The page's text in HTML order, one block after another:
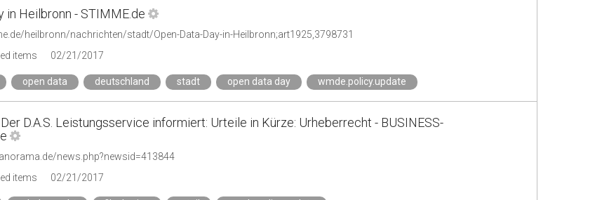
in Heilbronn - STIMME.de
heilbronn/nachrichten/stadt/Open-Data-Day-in-Heilbronn;art1925,3798731
items
02/21/2017
open data deutschland stadt open data day wmde.policy.update
D.A.S. Leistungsservice informiert: Urteile in Kürze: Urheberrecht - BUSINESS-
news.php?newsid=413844
items
02/21/2017